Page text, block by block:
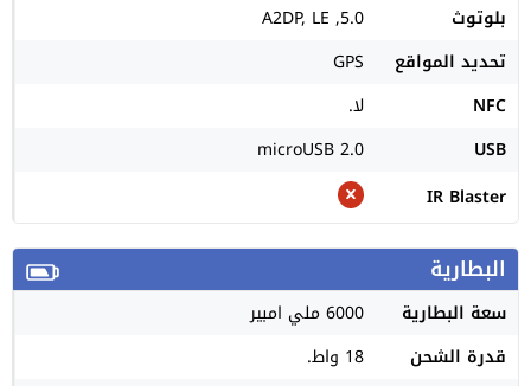
بلوتوث
5.0, A2DP, LE
تحديد المواقع
GPS
NFC
لا.
USB
microUSB 2.0
IR Blaster
البطارية
سعة البطارية
6000 ملي امبير
قدرة الشحن
18 واط.